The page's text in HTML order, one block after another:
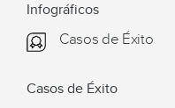
Infográficos
Casos de Éxito
Casos de Éxito